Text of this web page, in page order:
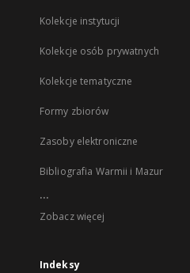
Kolekcje instytucji
Kolekcje osób prywatnych
Kolekcje tematyczne
Formy zbiorów
Zasoby elektroniczne
Bibliografia Warmii i Mazur
...
Zobacz więcej
Indeksy